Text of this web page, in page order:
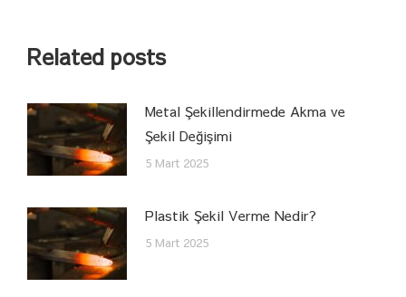
Related posts
Metal Şekillendirmede Akma ve
Şekil Değişimi
5 Mart 2025
Plastik Şekil Verme Nedir?
5 Mart 2025